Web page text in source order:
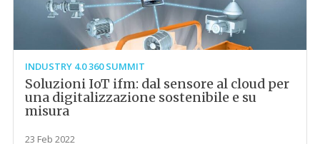
INDUSTRY 4.0 360 SUMMIT
Soluzioni IoT ifm: dal sensore al cloud per
una digitalizzazione sostenibile e su
misura
23 Feb 2022